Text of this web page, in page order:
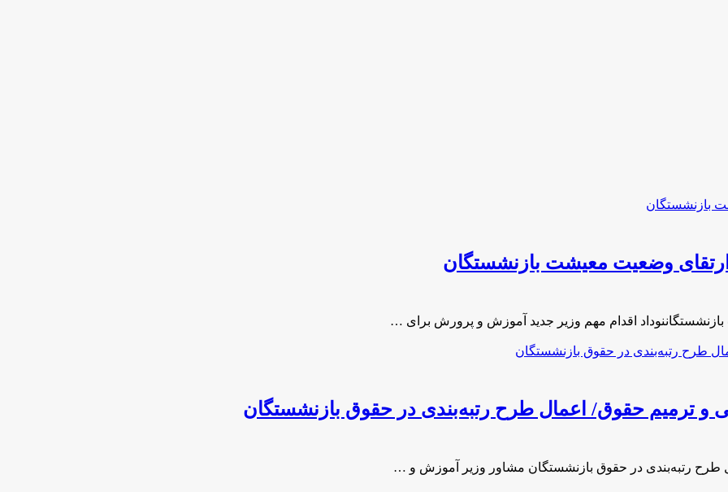
وضعیت معیشت بازنشستگان
اقدام مهم وزیر جدید آموزش و پرورش برای …
و ترمیم حقوق/ اعمال طرح رتبه‌بندی در حقوق بازنشستگان
طرح رتبه‌بندی در حقوق بازنشستگان مشاور وزیر آموزش و …